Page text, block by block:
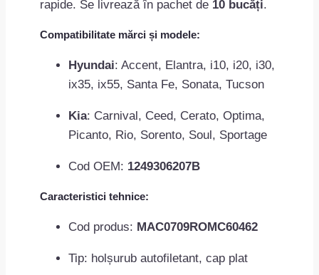
rapide. Se livrează în pachet de 10 bucăți.
Compatibilitate mărci și modele:
Hyundai: Accent, Elantra, i10, i20, i30,
ix35, ix55, Santa Fe, Sonata, Tucson
Kia: Carnival, Ceed, Cerato, Optima,
Picanto, Rio, Sorento, Soul, Sportage
Cod OEM: 1249306207B
Caracteristici tehnice:
Cod produs: MAC0709ROMC60462
Tip: holșurub autofiletant, cap plat